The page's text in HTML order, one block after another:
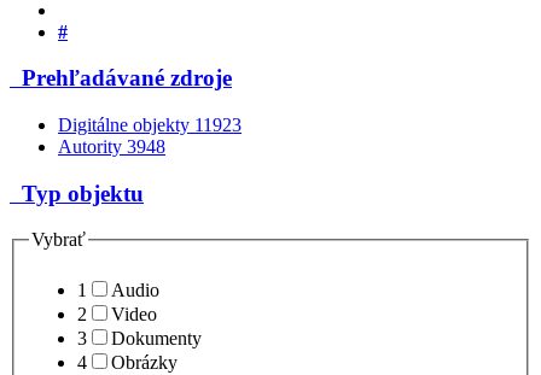
#
Prehľadávané zdroje
Digitálne objekty 11923
Autority 3948
Typ objektu
Vybrať
1
Audio
2
Video
3
Dokumenty
4
Obrázky